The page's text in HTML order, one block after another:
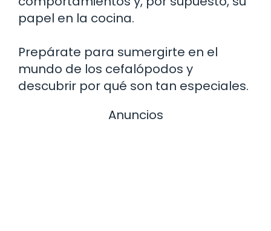
papel en la cocina.
Prepárate para sumergirte en el
mundo de los cefalópodos y
descubrir por qué son tan especiales.
Anuncios